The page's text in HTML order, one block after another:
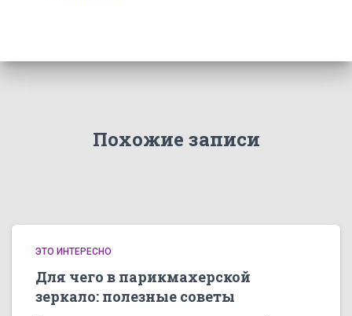
Похожие записи
ЭТО ИНТЕРЕСНО
Для чего в парикмахерской
зеркало: полезные советы